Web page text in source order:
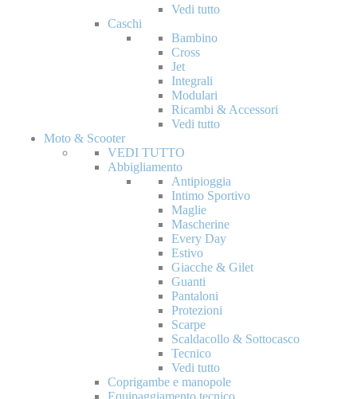
Vedi tutto
Caschi
Bambino
Cross
Jet
Integrali
Modulari
Ricambi & Accessori
Vedi tutto
Moto & Scooter
VEDI TUTTO
Abbigliamento
Antipioggia
Intimo Sportivo
Maglie
Mascherine
Every Day
Estivo
Giacche & Gilet
Guanti
Pantaloni
Protezioni
Scarpe
Scaldacollo & Sottocasco
Tecnico
Vedi tutto
Coprigambe e manopole
Equipaggiamento tecnico